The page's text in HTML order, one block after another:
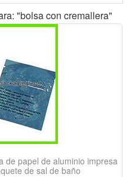
"bolsa con cremallera"
de papel de aluminio impresa
de sal de baño